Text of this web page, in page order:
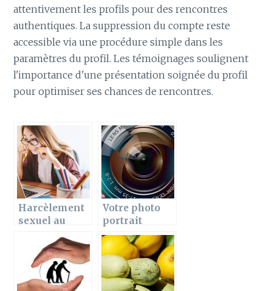
attentivement les profils pour des rencontres
authentiques. La suppression du compte reste
accessible via une procédure simple dans les
paramètres du profil. Les témoignages soulignent
l'importance d'une présentation soignée du profil
pour optimiser ses chances de rencontres.
Harcèlement
sexuel au
Votre photo
portrait
corporate par
un
photographe
de bain de
soleil